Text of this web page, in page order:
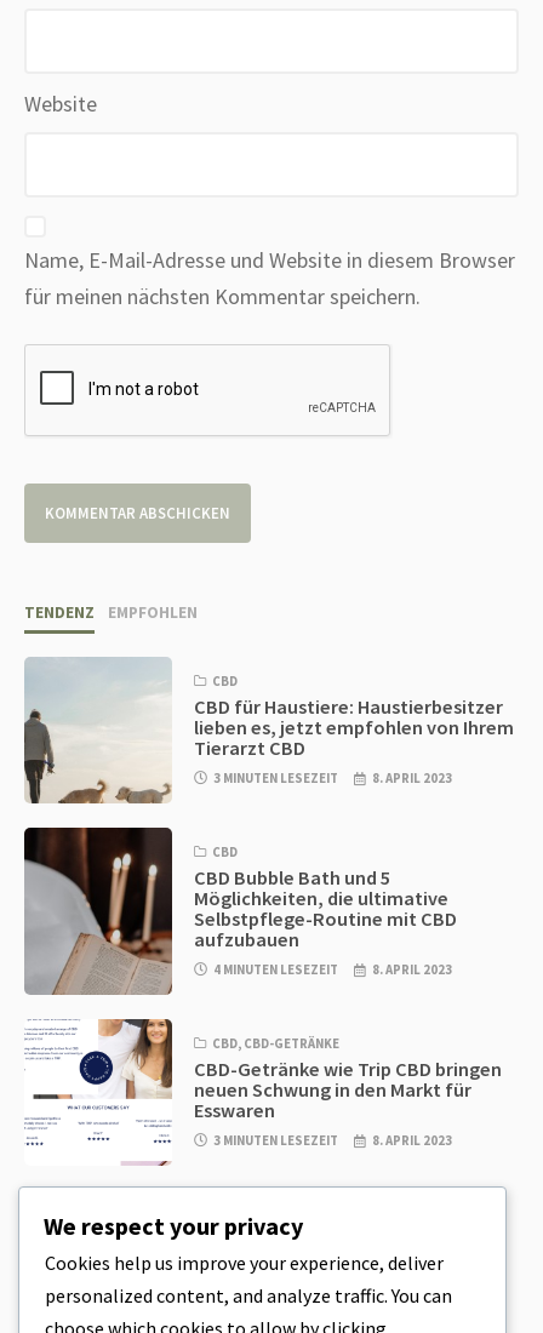
Website
Name, E-Mail-Adresse und Website in diesem Browser
für meinen nächsten Kommentar speichern.
TENDENZ EMPFOHLEN
CBD
CBD für Haustiere: Haustierbesitzer
lieben es, jetzt empfohlen von Ihrem
Tierarzt CBD
3 MINUTEN LESEZEIT 8. APRIL 2023
CBD
CBD Bubble Bath und 5
Möglichkeiten, die ultimative
Selbstpflege-Routine mit CBD
aufzubauen
4 MINUTEN LESEZEIT 8. APRIL 2023
CBD, CBD-GETRÄNKE
CBD-Getränke wie Trip CBD bringen
neuen Schwung in den Markt für
Esswaren
3 MINUTEN LESEZEIT 8. APRIL 2023
CBD-Plätzchenteig & unglaublich
einfache CBD-Esswaren, die Sie zu
Hause herstellen können
4 MINUTEN LESEZEIT
We respect your privacy
Cookies help us improve your experience, deliver
personalized content, and analyze traffic. You can
choose which cookies to allow by clicking